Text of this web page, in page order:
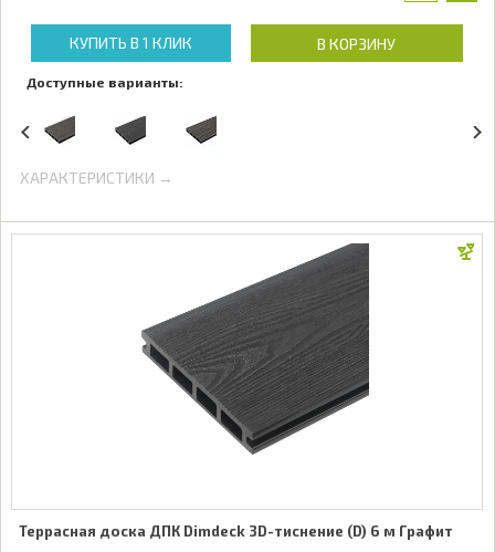
КУПИТЬ В 1 КЛИК В КОРЗИНУ
Доступные варианты:
ХАРАКТЕРИСТИКИ →
Террасная доска ДПК Dimdeck 3D-тиснение (D) 6 м Графит